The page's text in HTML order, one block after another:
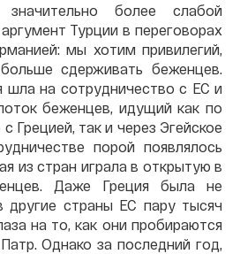
более слабой
Турции в переговорах
мы хотим привилегий,
сдерживать беженцев.
шла на сотрудничество с ЕС и
беженцев, идущий как по
Грецией, так и через Эгейское
порой появлялось
из стран играла в открытую в
Даже Греция была не
другие страны ЕС пару тысяч
на то, как они пробираются
Однако за последний год,